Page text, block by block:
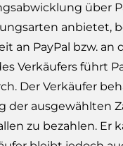
über
anbietet,
an PayPal bzw. an
führt
Der Verkäufer
der ausgewählten
zu bezahlen. Er